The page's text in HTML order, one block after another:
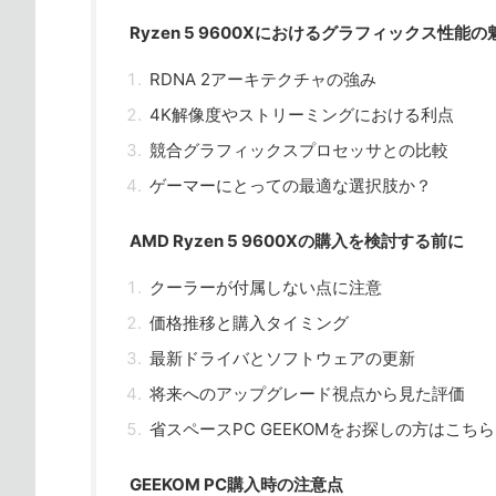
Ryzen 5 9600Xにおけるグラフィックス性能の
RDNA 2アーキテクチャの強み
4K解像度やストリーミングにおける利点
競合グラフィックスプロセッサとの比較
ゲーマーにとっての最適な選択肢か？
AMD Ryzen 5 9600Xの購入を検討する前に
クーラーが付属しない点に注意
価格推移と購入タイミング
最新ドライバとソフトウェアの更新
将来へのアップグレード視点から見た評価
省スペースPC GEEKOMをお探しの方はこちら
GEEKOM PC購入時の注意点